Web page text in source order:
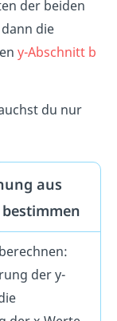
der beiden
dann die
y-Abschnitt b
du nur
aus
berechnen:
der y-